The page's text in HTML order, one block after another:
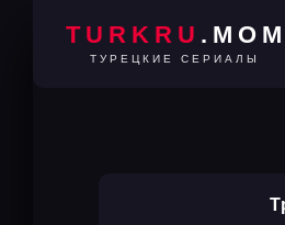
TURKRU .MOM
ТУРЕЦКИЕ СЕРИАЛЫ